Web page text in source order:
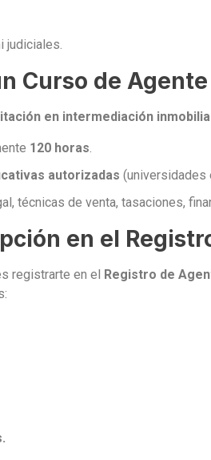
judiciales.
Curso de
en intermediación
120 horas.
autorizadas (universidades
técnicas de venta, tasaciones,
en el
registrarte en el Registro de